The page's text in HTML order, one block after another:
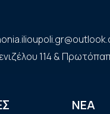
114 &
ΝΕΑ